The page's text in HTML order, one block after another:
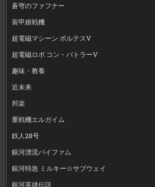
蒼穹のファフナー
装甲娘戦機
超電磁マシーン ボルテスV
超電磁ロボ コン・バトラーV
趣味・教養
近未来
邦楽
重戦機エルガイム
鉄人28号
銀河漂流バイファム
銀河特急 ミルキー☆サブウェイ
銀河英雄伝説